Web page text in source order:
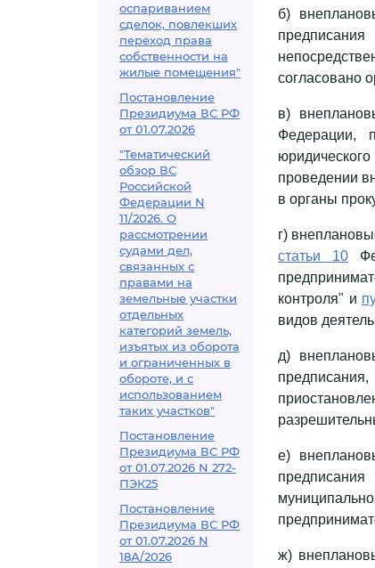
оспариванием
сделок, повлекших
переход права
собственности на
жилые помещения"
Постановление
Президиума ВС РФ
от 01.07.2026
"Тематический
обзор ВС
Российской
Федерации N
11/2026. О
рассмотрении
судами дел,
связанных с
правами на
земельные участки
отдельных
категорий земель,
изъятых из оборота
и ограниченных в
обороте, и с
использованием
таких участков"
Постановление
Президиума ВС РФ
от 01.07.2026 N 272-
ПЭК25
Постановление
Президиума ВС РФ
от 01.07.2026 N
18А/2026
б)
согласовано
в)
Федерации,
проведении
в органы
г)
статьи 10
контроля" и
видов
д)
е)
ж)